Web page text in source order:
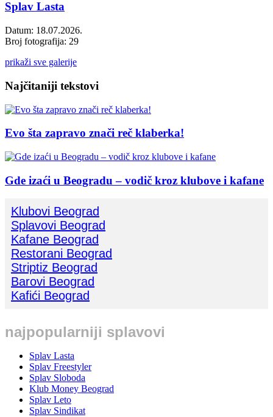
Splav Lasta
Datum: 18.07.2026.
Broj fotografija: 29
prikaži sve galerije
Najčitaniji tekstovi
Evo šta zapravo znači reč klaberka!
Gde izaći u Beogradu – vodič kroz klubove i kafane
Klubovi Beograd
Splavovi Beograd
Kafane Beograd
Restorani Beograd
Striptiz Beograd
Barovi Beograd
Kafići Beograd
najpopularniji splavovi
Splav Lasta
Splav Freestyler
Splav Sloboda
Klub Money Beograd
Splav Leto
Splav Sindikat